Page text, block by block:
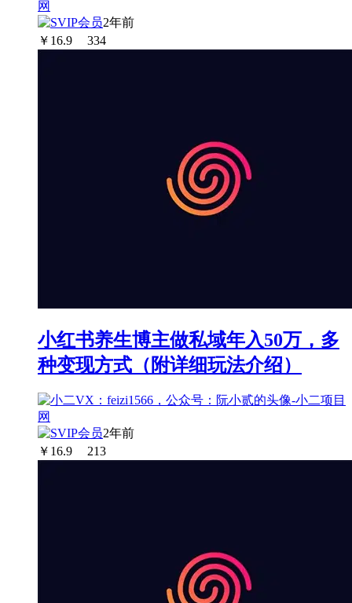
2年前
￥ 16.9 334
小红书养生博主做私域年入50万，多
种变现方式（附详细玩法介绍）
2年前
￥ 16.9 213